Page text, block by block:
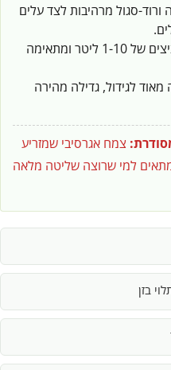
ורוד-סגול מרהיבות לצד עלים
מסתדרת בעציצים של 1-10 ליטר ומתאימה
מאוד לגידול, גדילה מהירה
צמח אגרסיבי שמזריע
למי שרוצה שליטה מלאה
בזן